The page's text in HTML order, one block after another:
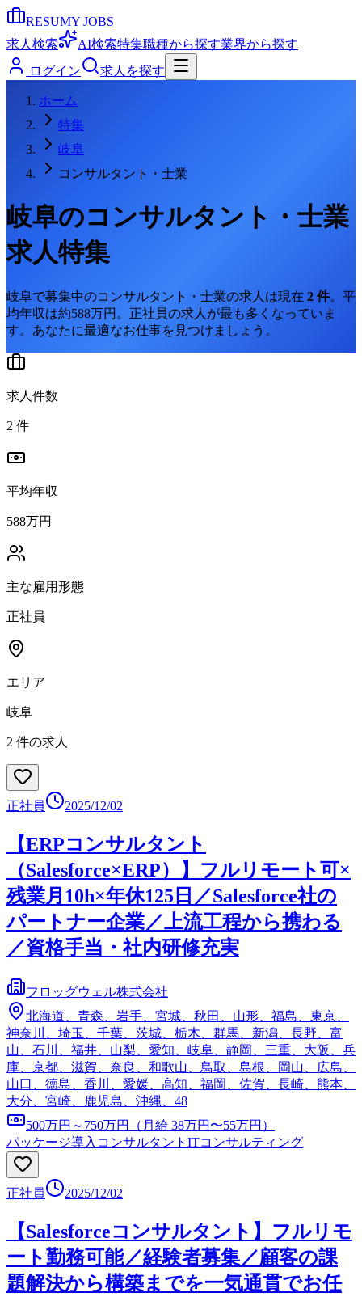
RESUMY JOBS
求人検索
AI検索特集職種から探す業界から探す
ログイン
求人を探す
ホーム
特集
岐阜
コンサルタント・士業
岐阜のコンサルタント・士業
求人特集
岐阜で募集中のコンサルタント・士業の求人は現在 2 件。 平
均年収は約588万円。 正社員の求人が最も多くなっていま
す。 あなたに最適なお仕事を見つけましょう。
求人件数
2 件
平均年収
588万円
主な雇用形態
正社員
エリア
岐阜
2 件の求人
正社員 2025/12/02
【ERPコンサルタント
（Salesforce×ERP）】フルリモート可×
残業月10h×年休125日／Salesforce社の
パートナー企業／上流工程から携わる
／資格手当・社内研修充実
フロッグウェル株式会社
北海道、青森、岩手、宮城、秋田、山形、福島、東京、
神奈川、埼玉、千葉、茨城、栃木、群馬、新潟、長野、富
山、石川、福井、山梨、愛知、岐阜、静岡、三重、大阪、兵
庫、京都、滋賀、奈良、和歌山、鳥取、島根、岡山、広島、
山口、徳島、香川、愛媛、高知、福岡、佐賀、長崎、熊本、
大分、宮崎、鹿児島、沖縄、48
500万円～750万円（月給 38万円〜55万円）
パッケージ導入コンサルタント ITコンサルティング
正社員 2025/12/02
【Salesforceコンサルタント】フルリモ
ート勤務可能／経験者募集／顧客の課
題解決から構築までを一気通貫でお任